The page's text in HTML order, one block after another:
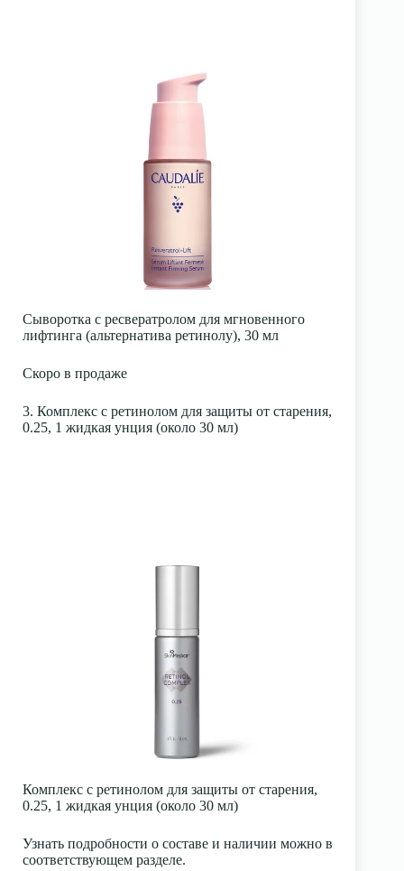
Сыворотка с ресвератролом для мгновенного
лифтинга (альтернатива ретинолу), 30 мл
Скоро в продаже
3. Комплекс с ретинолом для защиты от старения,
0.25, 1 жидкая унция (около 30 мл)
Комплекс с ретинолом для защиты от старения,
0.25, 1 жидкая унция (около 30 мл)
Узнать подробности о составе и наличии можно в
соответствующем разделе.